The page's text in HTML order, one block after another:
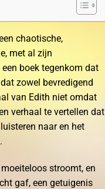
chaotische,
met al zijn
boek tegenkom dat
zowel bevredigend
van Edith niet omdat
verhaal te vertellen dat
naar en het
stroomt, en
gaf, een getuigenis